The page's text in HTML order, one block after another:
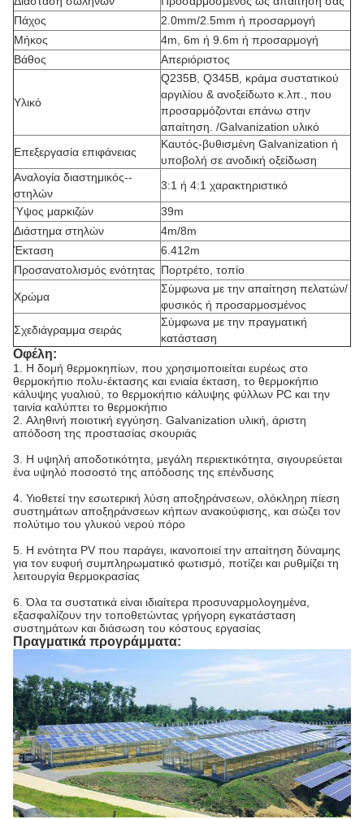
Πάχος
2.0mm/2.5mm ή προσαρμογή
Μήκος
4m, 6m ή 9.6m ή προσαρμογή
Βάθος
Απεριόριστος
Υλικό
Q235B, Q345B, κράμα συστατικού
αργιλίου & ανοξείδωτο κ.λπ., που
προσαρμόζονται επάνω στην
απαίτηση. /Galvanization υλικό
Επεξεργασία επιφάνειας
Καυτός-βυθισμένη Galvanization ή
υποβολή σε ανοδική οξείδωση
Αναλογία διαστημικός--
στηλών
3:1 ή 4:1 χαρακτηριστικό
Ύψος μαρκιζών
39m
Διάστημα στηλών
4m/8m
Έκταση
6.412m
Προσανατολισμός ενότητας Πορτρέτο, τοπίο
Χρώμα
Σύμφωνα με την απαίτηση πελατών/
φυσικός ή προσαρμοσμένος
Σχεδιάγραμμα σειράς
Σύμφωνα με την πραγματική
κατάσταση
Οφέλη:
1. Η δομή θερμοκηπίων, που χρησιμοποιείται ευρέως στο
θερμοκήπιο πολυ-έκτασης και ενιαία έκταση, το θερμοκήπιο
κάλυψης γυαλιού, το θερμοκήπιο κάλυψης φύλλων PC και την
ταινία καλύπτει το θερμοκήπιο
2. Αληθινή ποιοτική εγγύηση. Galvanization υλική, άριστη
απόδοση της προστασίας σκουριάς
3. Η υψηλή αποδοτικότητα, μεγάλη περιεκτικότητα, σιγουρεύεται
ένα υψηλό ποσοστό της απόδοσης της επένδυσης
4. Υιοθετεί την εσωτερική λύση αποξηράνσεων, ολόκληρη πίεση
συστημάτων αποξηράνσεων κήπων ανακούφισης, και σώζει τον
πολύτιμο του γλυκού νερού πόρο
5. Η ενότητα PV που παράγει, ικανοποιεί την απαίτηση δύναμης
για τον ευφυή συμπληρωματικό φωτισμό, ποτίζει και ρυθμίζει τη
λειτουργία θερμοκρασίας
6. Όλα τα συστατικά είναι ιδιαίτερα προσυναρμολογημένα,
εξασφαλίζουν την τοποθετώντας γρήγορη εγκατάσταση
συστημάτων και διάσωση του κόστους εργασίας
Πραγματικά προγράμματα: